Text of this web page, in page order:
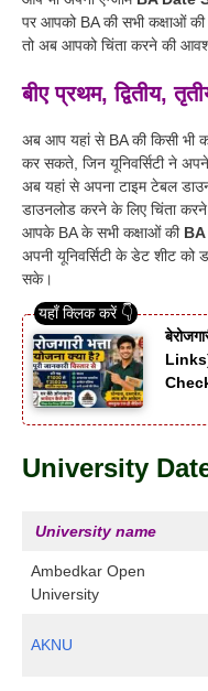
पर आपको BA की सभी कक्षाओं की
तो अब आपको चिंता करने की
बीए प्रथम, द्वितीय,
अब आप यहां से BA की किसी भी
कर सकते, जिन यूनिवर्सिटी ने अपने
अब यहां से अपना टाइम टेबल
डाउनलोड करने के लिए चिंता
आपके BA के सभी कक्षाओं की
अपनी यूनिवर्सिटी के डेट शीट
सके।
University
University name
Ambedkar Open
University
AKNU